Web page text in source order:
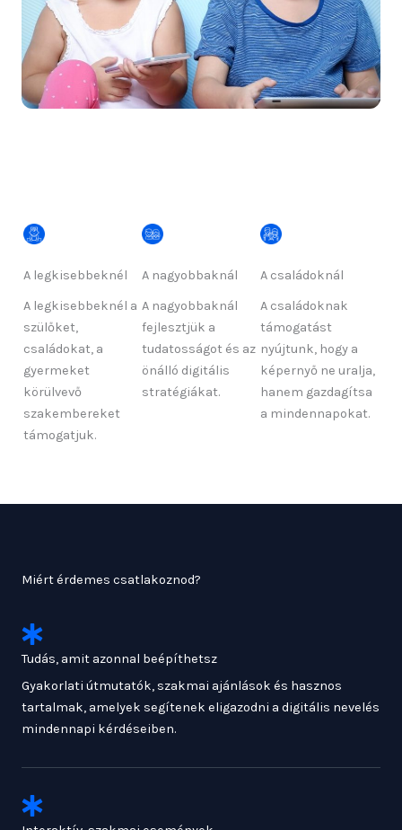
A legkisebbeknél
A legkisebbeknél a
szülőket,
családokat, a
gyermeket
körülvevő
szakembereket
támogatjuk.
A nagyobbaknál
A nagyobbaknál
fejlesztjük a
tudatosságot és az
önálló digitális
stratégiákat.
A családoknál
A családoknak
támogatást
nyújtunk, hogy a
képernyő ne uralja,
hanem gazdagítsa
a mindennapokat.
Miért érdemes csatlakoznod?
Tudás, amit azonnal beépíthetsz
Gyakorlati útmutatók, szakmai ajánlások és hasznos
tartalmak, amelyek segítenek eligazodni a digitális nevelés
mindennapi kérdéseiben.